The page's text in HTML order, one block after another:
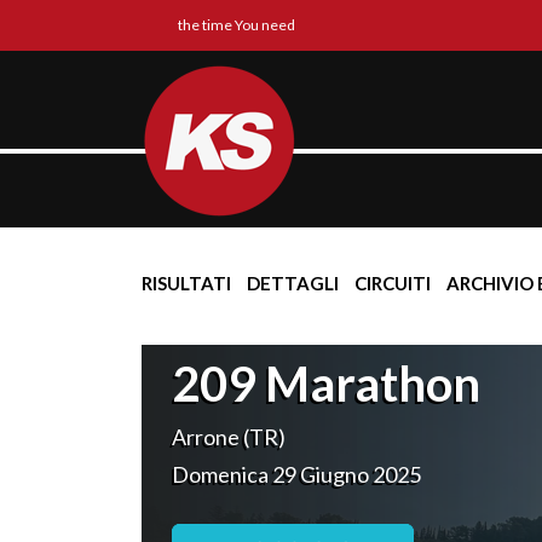
the time You need
RISULTATI DETTAGLI CIRCUITI ARCHIVIO
209 Marathon
Arrone (TR)
Domenica 29 Giugno 2025